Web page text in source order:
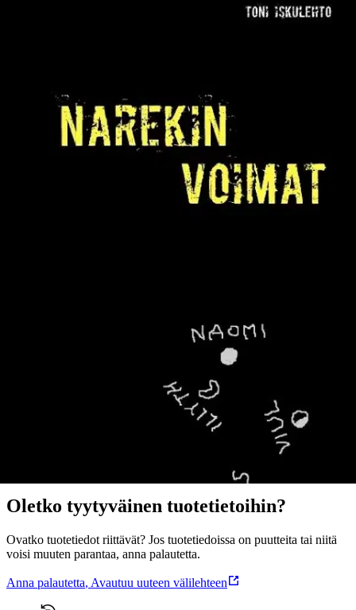
Fantasiaromaani jumal-lapsista ja heidän voimistaan, jotka
muokkaavat maailmaa kohti tulevaisuutta, jossa kääpiöt, haltiat,
ihmiset, lohikäärmeet ja muut olennot taistelevat maailmaa
muokkaavaa voimaa vastaan. Narekin voimaa. " - Onko tuo se
Melin mustakantinen kirja? Almar kysyy kolpakko kädessä, kun
Tinja on aukaissut Melin selästä ottamansa repun, kirjoittaen
tapahtumia sulkakynällä mustakantiseen kirjaan.- Almar, kuulethan
sinäkin kuinka täysi tupa puhuu kuninkaan kuolemasta, kuolleesta
emme varmasti olisi tässä. Ja usko pois. Varmasti maailmassa on
vielä useita, joka teihin uskoo ja niin pitääkin, jos haluaa
Oletko tyytyväinen tuotetietoihin?
Ovatko tuotetiedot riittävät? Jos tuotetiedoissa on puutteita tai niitä
voisi muuten parantaa, anna palautetta.
Anna palautetta, Avautuu uuteen välilehteen